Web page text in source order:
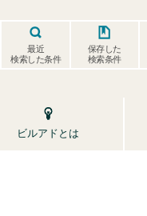
最近
検索した条件
保存した
検索条件
ビルアドとは